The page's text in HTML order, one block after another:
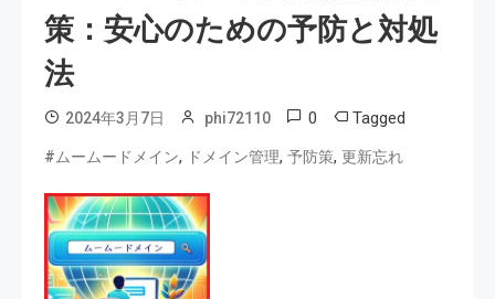
策：安心のための予防と対処
法
2024年3月7日 phi72110 0 Tagged
#ムームードメイン, ドメイン管理, 予防策, 更新忘れ